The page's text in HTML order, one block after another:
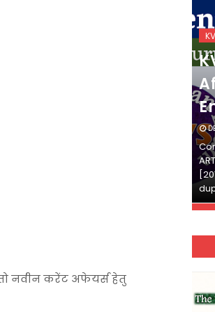
तो नवीन करेंट अफेयर्स हेतु